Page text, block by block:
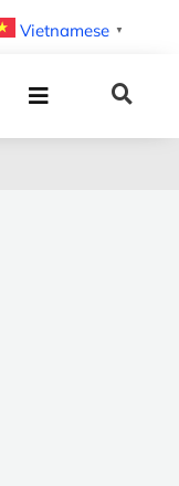
Vietnamese ▼